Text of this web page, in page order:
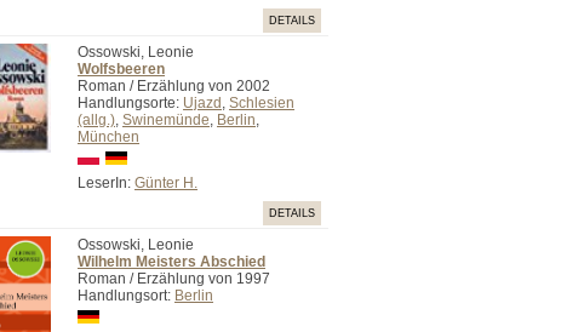
DETAILS
Ossowski, Leonie
Wolfsbeeren
Roman / Erzählung von 2002
Handlungsorte: Ujazd , Schlesien
(allg.), Swinemünde, Berlin,
München
LeserIn: Günter H.
DETAILS
Ossowski, Leonie
Wilhelm Meisters Abschied
Roman / Erzählung von 1997
Handlungsort: Berlin